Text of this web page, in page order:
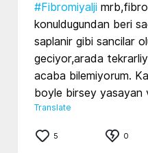
#Fibromiyalji
konuldugundan beri
saplanir gibi sancilar
geciyor,arada
acaba bilemiyorum.
boyle birsey yasayan
Translate
5 0